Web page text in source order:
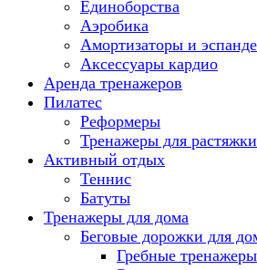
Единоборства
Аэробика
Амортизаторы и
Аксессуары кардио
Аренда тренажеров
Пилатес
Реформеры
Тренажеры для растяжки
Активный отдых
Теннис
Батуты
Тренажеры для дома
Беговые дорожки для
Гребные